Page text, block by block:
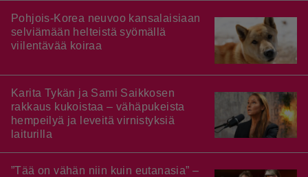
Pohjois-Korea neuvoo kansalaisiaan
selviämään helteistä syömällä
viilentävää koiraa
Karita Tykän ja Sami Saikkosen
rakkaus kukoistaa – vähäpukeista
hempeilyä ja leveitä virnistyksiä
laiturilla
”Tää on vähän niin kuin eutanasia” –